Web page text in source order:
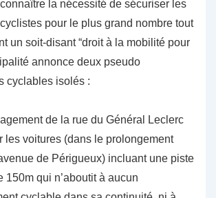
la nécessité de sécuriser les
pour le plus grand nombre tout
un soit-disant “droit à la mobilité pour
annonce deux pseudo
cyclables isolés :
de la rue du Général Leclerc
les voitures (dans le prolongement
de Périgueux) incluant une piste
150m qui n’aboutit à aucun